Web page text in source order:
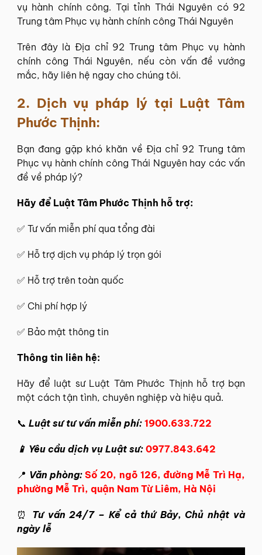
vụ hành chính công. Tại tỉnh Thái Nguyên có 92
Trung tâm Phục vụ hành chính công Thái Nguyên
Trên đây là Địa chỉ 92 Trung tâm Phục vụ hành
chính công Thái Nguyên, nếu còn vấn đề vướng
mắc, hãy liên hệ ngay cho chúng tôi.
2. Dịch vụ pháp lý tại Luật Tâm
Phước Thịnh:
Bạn đang gặp khó khăn về Địa chỉ 92 Trung tâm
Phục vụ hành chính công Thái Nguyên hay các vấn
đề về pháp lý?
Hãy để Luật Tâm Phước Thịnh hỗ trợ:
✅ Tư vấn miễn phí qua tổng đài
✅ Hỗ trợ dịch vụ pháp lý trọn gói
✅ Hỗ trợ trên toàn quốc
✅ Chi phí hợp lý
✅ Bảo mật thông tin
Thông tin liên hệ:
Hãy để luật sư Luật Tâm Phước Thịnh hỗ trợ bạn
một cách tận tình, chuyên nghiệp và hiệu quả.
📞 Luật sư tư vấn miễn phí: 1900.633.722
📱 Yêu cầu dịch vụ Luật sư: 0977.843.642
📍 Văn phòng: Số 20, ngõ 126, đường Mễ Trì Hạ,
phường Mễ Trì, quận Nam Từ Liêm, Hà Nội
⏰ Tư vấn 24/7 – Kể cả thứ Bảy, Chủ nhật và
ngày lễ